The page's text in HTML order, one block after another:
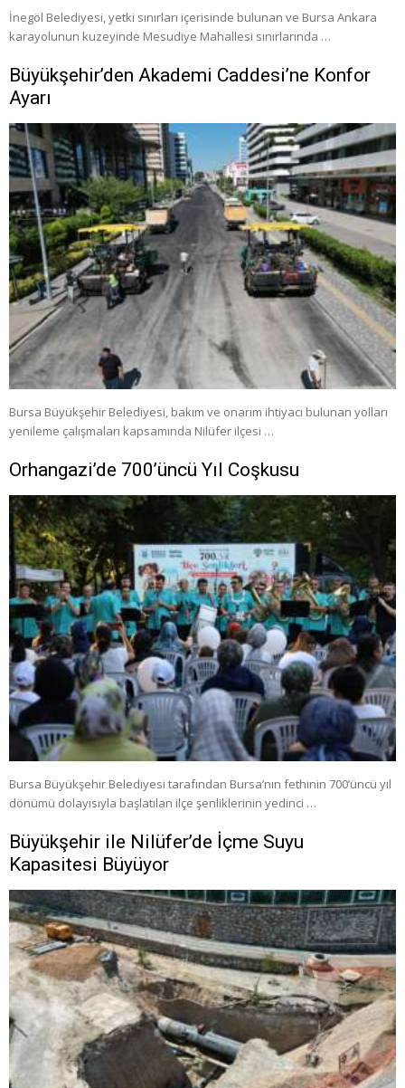
İnegöl Belediyesi, yetki sınırları içerisinde bulunan ve Bursa Ankara
karayolunun kuzeyinde Mesudiye Mahallesi sınırlarında …
Büyükşehir’den Akademi Caddesi’ne Konfor
Ayarı
Bursa Büyükşehir Belediyesi, bakım ve onarım ihtiyacı bulunan yolları
yenileme çalışmaları kapsamında Nilüfer ilçesi …
Orhangazi’de 700’üncü Yıl Coşkusu
Bursa Büyükşehir Belediyesi tarafından Bursa’nın fethinin 700’üncü yıl
dönümü dolayısıyla başlatılan ilçe şenliklerinin yedinci …
Büyükşehir ile Nilüfer’de İçme Suyu
Kapasitesi Büyüyor